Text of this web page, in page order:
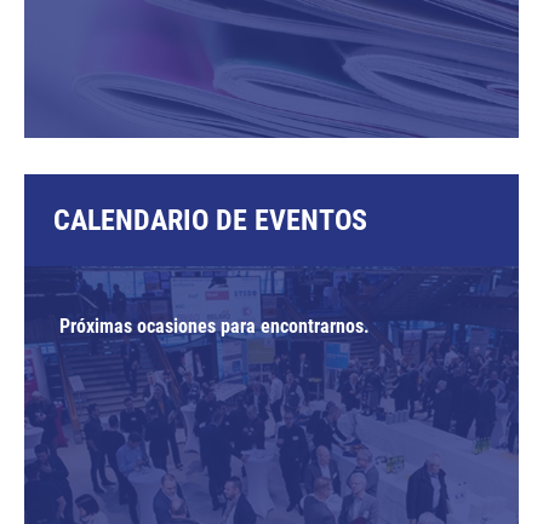
CALENDARIO DE EVENTOS
Próximas ocasiones para encontrarnos.